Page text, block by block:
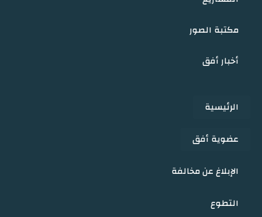
مكتبة الصور
أخبار أفق
الرئيسية
عضوية أفق
الإبلاغ عن مخالفة
التطوع